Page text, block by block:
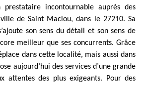
prestataire incontournable auprès des
de Saint Maclou, dans le 27210. Sa
son sens du détail et son sens de
meilleur que ses concurrents. Grâce
dans cette localité, mais aussi dans
aujourd’hui des services d’une grande
attentes des plus exigeants. Pour des